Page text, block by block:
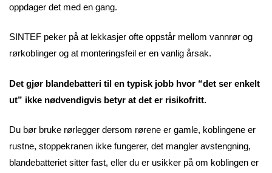
oppdager det med en gang.
SINTEF peker på at lekkasjer ofte oppstår mellom vannrør og
rørkoblinger og at monteringsfeil er en vanlig årsak.
Det gjør blandebatteri til en typisk jobb hvor “det ser enkelt
ut” ikke nødvendigvis betyr at det er risikofritt.
Du bør bruke rørlegger dersom rørene er gamle, koblingene er
rustne, stoppekranen ikke fungerer, det mangler avstengning,
blandebatteriet sitter fast, eller du er usikker på om koblingen er